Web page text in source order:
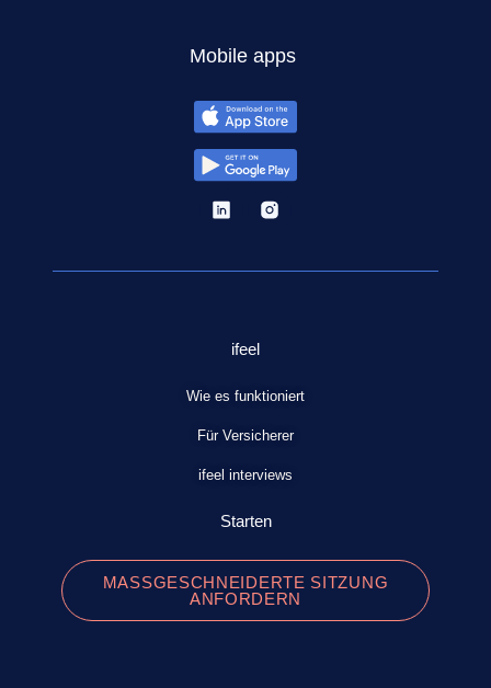
Mobile apps
ifeel
Wie es funktioniert​
Für Versicherer
ifeel​ interviews
Starten
MASSGESCHNEIDERTE SITZUNG A
NFORDERN